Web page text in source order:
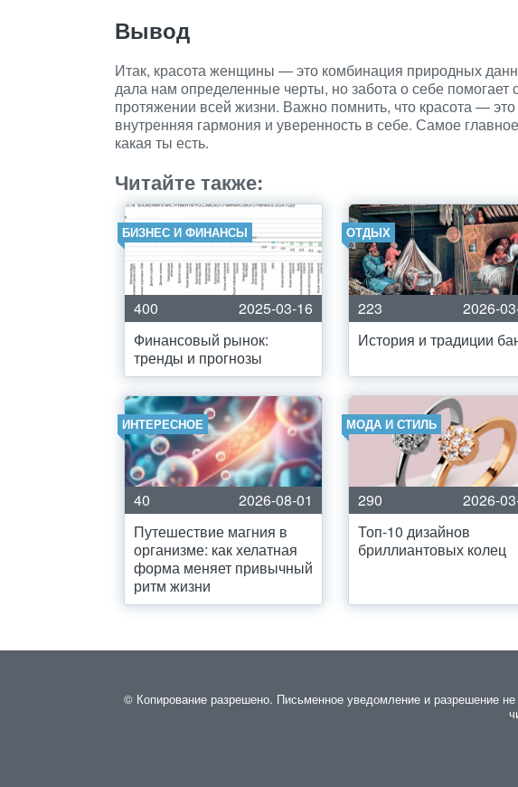
Вывод
Итак, красота женщины — это комбинация природных
дала нам определенные черты, но забота о себе
протяжении всей жизни. Важно помнить, что красота —
внутренняя гармония и уверенность в себе. Самое
какая ты есть.
Читайте также:
БИЗНЕС И ФИНАНСЫ
400
2025-03-16
Финансовый рынок:
тренды и прогнозы
ОТДЫХ
223
2026-
История и традиции
ИНТЕРЕСНОЕ
40
2026-08-01
Путешествие магния в
организме: как хелатная
форма меняет привычный
ритм жизни
МОДА И СТИЛЬ
290
2026-
Топ-10 дизайнов
бриллиантовых колец
© Копирование разрешено. Письменное уведомление и разрешение